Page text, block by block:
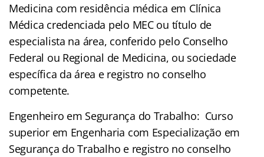
Medicina com residência médica em Clínica
Médica credenciada pelo MEC ou título de
especialista na área, conferido pelo Conselho
Federal ou Regional de Medicina, ou sociedade
específica da área e registro no conselho
competente.
Engenheiro em Segurança do Trabalho: Curso
superior em Engenharia com Especialização em
Segurança do Trabalho e registro no conselho